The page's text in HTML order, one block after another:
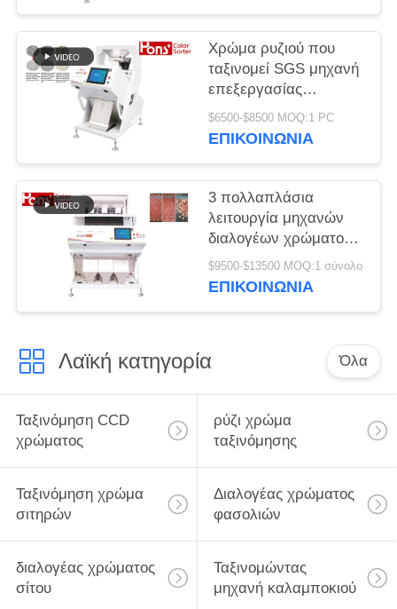
Χρώμα ρυζιού που
ταξινομεί SGS μηχανή
επεξεργασίας
διαχωριστών
εικονοκυττάρου 54
$6500-$8500 MOQ:1 PC
ΕΠΙΚΟΙΝΩΝΊΑ
3 πολλαπλάσια
λειτουργία μηχανών
διαλογέων χρώματος
καμερών φυστικιών
CCD υδατοπτώσεων
$9500-$13500 MOQ:1 σύνολο
ΕΠΙΚΟΙΝΩΝΊΑ
Λαϊκή κατηγορία Όλα
Ταξινόμηση CCD
χρώματος
ρύζι χρώμα
ταξινόμησης
Ταξινόμηση χρώμα
σιτηρών
Διαλογέας χρώματος
φασολιών
διαλογέας χρώματος
σίτου
Ταξινομώντας
μηχανή καλαμποκιού